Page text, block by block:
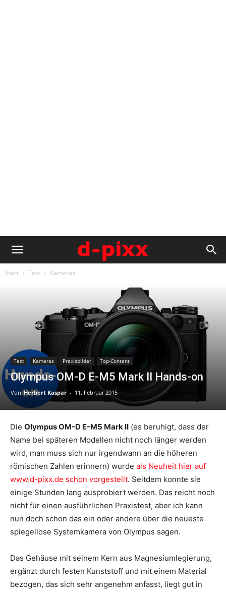
Start Test Kameras
Test Kameras Praxisbilder Top-Content
Olympus OM-D E-M5 Mark II Hands-on
Von Herbert Kaspar - 11. Februar 2015
Die Olympus OM-D E-M5 Mark II (es beruhigt, dass der
Name bei späteren Modellen nicht noch länger werden
wird, man muss sich nur irgendwann an die höheren
römischen Zahlen erinnern) wurde als Neuheit hier auf
www.d-pixx.de schon vorgestellt. Seitdem konnte sie
einige Stunden lang ausprobiert werden. Das reicht noch
nicht für einen ausführlichen Praxistest, aber ich kann
nun doch schon das ein oder andere über die neueste
spiegellose Systemkamera von Olympus sagen.
Das Gehäuse mit seinem Kern aus Magnesiumlegierung,
ergänzt durch festen Kunststoff und mit einem Material
bezogen, das sich sehr angenehm anfasst, liegt gut in